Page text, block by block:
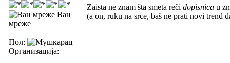
Ван
мреже
Пол:
Организација:
Zaista ne znam šta smeta reči dopisnica u
(a on, ruku na srce, baš ne prati novi trend